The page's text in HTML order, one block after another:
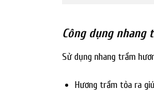
Công dụng nhang
Sử dụng nhang trầm
Hương trầm tỏa ra